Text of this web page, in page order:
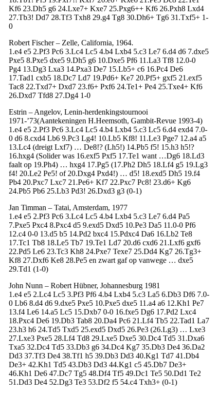
Kf6 23.Dh5 g6 24.Lxe7+ Kxe7 25.Pxg6++ Kf6 26.Pxh8 Lxd4
27.Tb3! Dd7 28.Tf3 Txh8 29.g4 Tg8 30.Dh6+ Tg6 31.Txf5+ 1-
0
Robert Fischer – Zelle, California, 1964.
1.e4 e5 2.Pf3 Pc6 3.Lc4 Lc5 4.b4 Lxb4 5.c3 Le7 6.d4 d6 7.dxe5
Pxe5 8.Pxe5 dxe5 9.Dh5 g6 10.Dxe5 Pf6 11.La3 Tf8 12.0-0
Pg4 13.Dg3 Lxa3 14.Pxa3 De7 15.Lb5+ c6 16.Pc4 De6
17.Tad1 cxb5 18.Dc7 Ld7 19.Pd6+ Ke7 20.Pf5+ gxf5 21.exf5
Tac8 22.Txd7+ Dxd7 23.f6+ Pxf6 24.Te1+ Pe4 25.Txe4+ Kf6
26.Dxd7 Tfd8 27.Dg4 1-0
Estrin – Angelov, Lenin-herdenkingstournooi
1971-’73(Aantekeningen H.Heemsoth, Gambit-Revue 1993-4)
1.e4 e5 2.Pf3 Pc6 3.Lc4 Lc5 4.b4 Lxb4 5.c3 Lc5 6.d4 exd4 7.0-
0 d6 8.cxd4 Lb6 9.Pc3 Lg4! 10.Lb5 Kf8! 11.Le3 Pge7 12.a4 a5
13.Lc4 (dreigt Lxf7) … De8!? (Lh5!) 14.Pb5 f5! 15.h3 h5!?
16.hxg4 (Solider was 16.exf5 Pxf5 17.Te1 want …Dg6 18.Ld3
faalt op 19.Ph4) … hxg4 17.Pg5 (17.Ph2 Dh5 18.Lf4 g5 19.Lg3
f4! 20.Le2 Pe5! of 20.Dxg4 Pxd4!) … d5! 18.exd5 Dh5 19.f4
Pb4 20.Pxc7 Lxc7 21.Pe6+ Kf7 22.Pxc7 Pc8! 23.d6+ Kg6
24.Pb5 Pb6 25.Lb3 Pd3! 26.Dxd3 g3 (0-1)
Jan Timman – Tatai, Amsterdam, 1977
1.e4 e5 2.Pf3 Pc6 3.Lc4 Lc5 4.b4 Lxb4 5.c3 Le7 6.d4 Pa5
7.Pxe5 Pxc4 8.Pxc4 d5 9.exd5 Dxd5 10.Pe3 Da5 11.0-0 Pf6
12.c4 0-0 13.d5 b5 14.Pd2 bxc4 15.Pdxc4 Da6 16.Lb2 Te8
17.Tc1 Tb8 18.Le5 Tb7 19.Te1 Ld7 20.d6 cxd6 21.Lxf6 gxf6
22.Pd5 Le6 23.Tc3 Kh8 24.Pxe7 Texe7 25.Dd4 Kg7 26.Tg3+
Kf8 27.Dxf6 Ke8 28.Pe5 en zwart gaf op vanwege … dxe5
29.Td1 (1-0)
John Nunn – Robert Hübner, Johannesburg 1981
1.e4 e5 2.Lc4 Lc5 3.Pf3 Pf6 4.b4 Lxb4 5.c3 La5 6.Db3 Df6 7.0-
0 Lb6 8.d4 d6 9.dxe5 Pxe5 10.Pxe5 dxe5 11.a4 a6 12.Kh1 Pe7
13.f4 Le6 14.a5 Lc5 15.Dxb7 0-0 16.fxe5 Dg6 17.Pd2 Lxc4
18.Pxc4 De6 19.Db3 Tab8 20.Da4 Pc6 21.Lf4 Tb5 22.Tad1 La7
23.h3 h6 24.Td5 Txd5 25.exd5 Dxd5 26.Pe3 (26.Lg3) … Lxe3
27.Lxe3 Pxe5 28.Lf4 Td8 29.Lxe5 Dxe5 30.Dc4 Td5 31.Dxa6
Txa5 32.Dc4 Td5 33.Db3 g6 34.Dc4 Kg7 35.Db3 De4 36.Da2
Dd3 37.Tf3 De4 38.Tf1 h5 39.Db3 Dd3 40.Kg1 Td7 41.Db4
De3+ 42.Kh1 Td5 43.Db3 Dd3 44.Kg1 c5 45.Db7 De3+
46.Kh1 De6 47.Dc7 Tg5 48.Df4 Tf5 49.Dc1 Te5 50.Dd1 Te2
51.Dd3 De4 52.Dg3 Te3 53.Df2 f5 54.c4 Txh3+ (0-1)